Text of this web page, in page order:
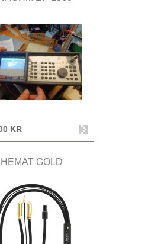
KR
HEMAT GOLD